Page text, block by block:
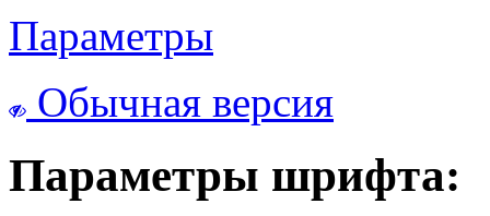
Параметры
Обычная версия
Параметры шрифта: